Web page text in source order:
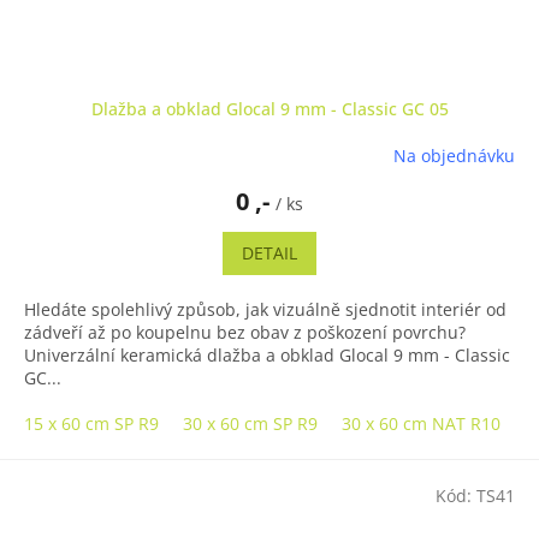
Dlažba a obklad Glocal 9 mm - Classic GC 05
Na objednávku
0 ,- / ks
DETAIL
Hledáte spolehlivý způsob, jak vizuálně sjednotit interiér od
zádveří až po koupelnu bez obav z poškození povrchu?
Univerzální keramická dlažba a obklad Glocal 9 mm - Classic
GC...
15 x 60 cm SP R9
30 x 60 cm SP R9 30 x 60 cm NAT R10
Kód: TS41